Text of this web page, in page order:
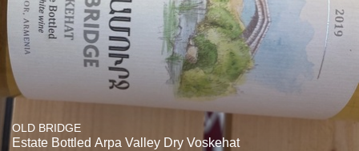
OLD BRIDGE
Estate Bottled Arpa Valley Dry Voskehat